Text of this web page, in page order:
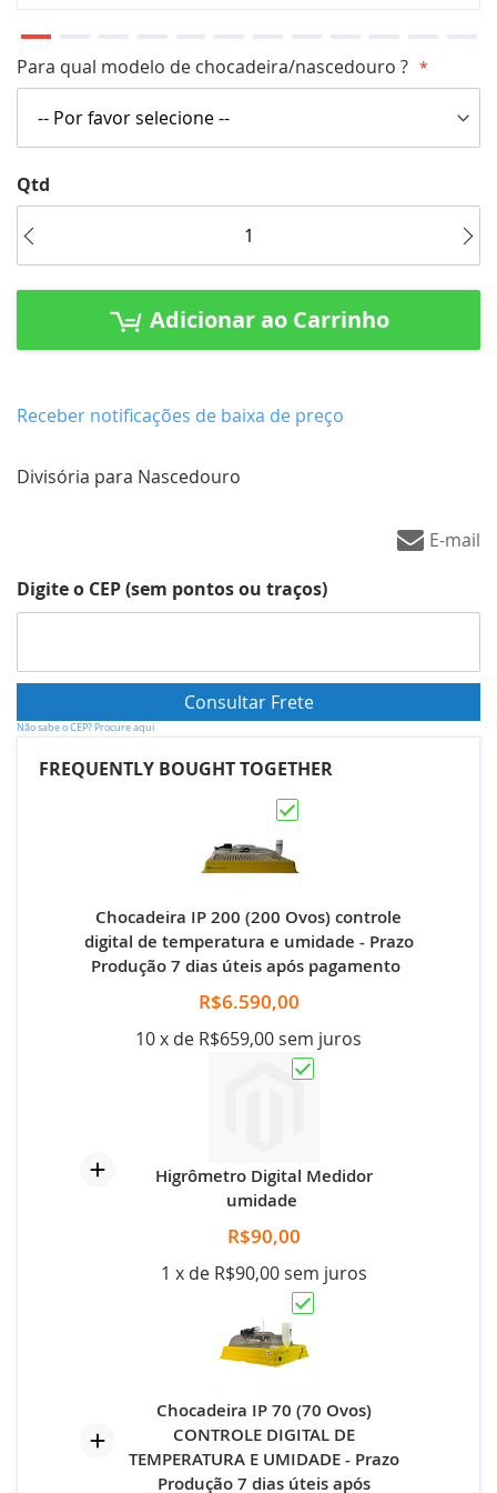
Saltar
para
Galeria
de
imagens
Para qual modelo de chocadeira/nascedouro ?
Qtd
Adicionar ao Carrinho
Receber notificações de baixa de preço
Divisória para Nascedouro
E-mail
Digite o CEP (sem pontos ou traços)
Não sabe o CEP? Procure aqui
FREQUENTLY BOUGHT TOGETHER
Chocadeira IP 200 (200 Ovos) controle
digital de temperatura e umidade - Prazo
Produção 7 dias úteis após pagamento
R$6.590,00
10 x de R$659,00 sem juros
Higrômetro Digital Medidor
umidade
R$90,00
1 x de R$90,00 sem juros
Chocadeira IP 70 (70 Ovos)
CONTROLE DIGITAL DE
TEMPERATURA E UMIDADE - Prazo
Produção 7 dias úteis após